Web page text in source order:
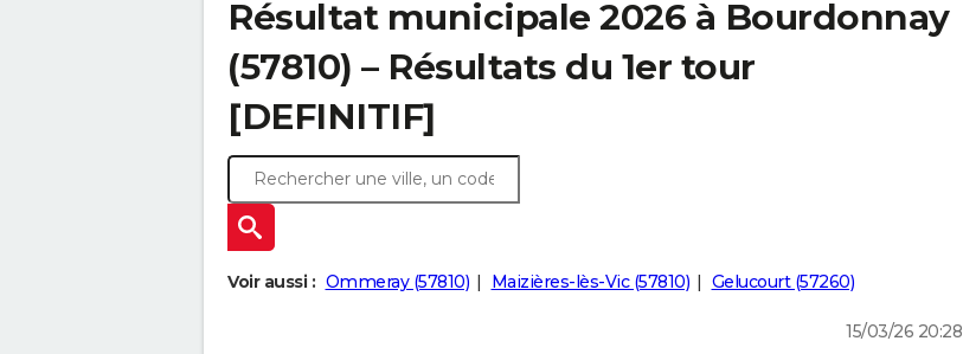
Résultat municipale 2026 à Bourdonnay
(57810) – Résultats du 1er tour
[DEFINITIF]
Voir aussi : Ommeray (57810) Maizières-lès-Vic (57810) Gelucourt (57260)
15/03/26 20:28